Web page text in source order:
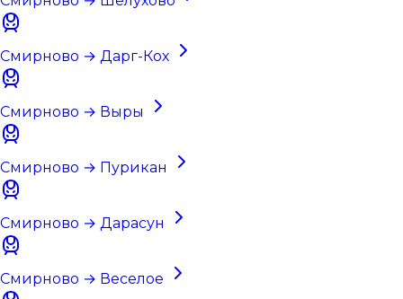
Смирново → Дарг-Кох
Смирново → Выры
Смирново → Пурикан
Смирново → Дарасун
Смирново → Веселое